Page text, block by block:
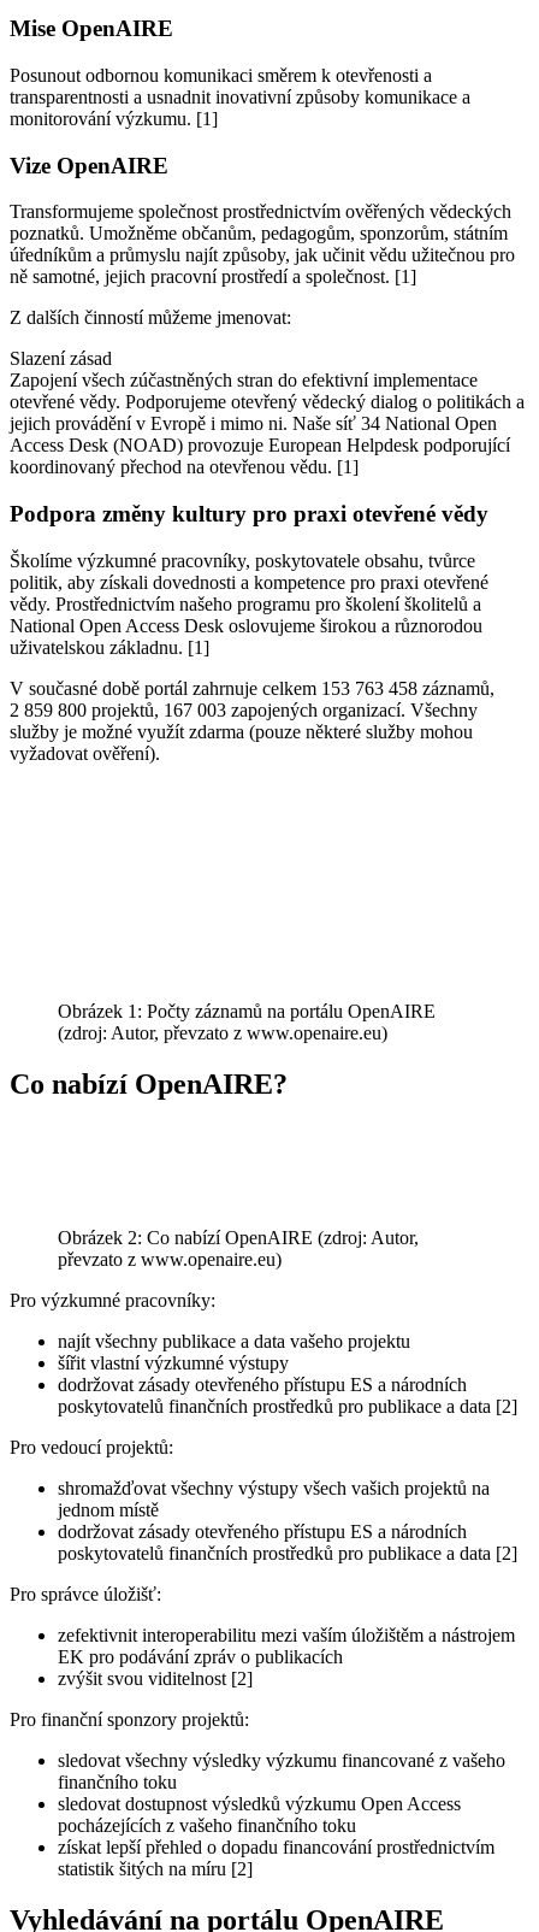
Mise OpenAIRE
Posunout odbornou komunikaci směrem k otevřenosti a
transparentnosti a usnadnit inovativní způsoby komunikace a
monitorování výzkumu. [1]
Vize OpenAIRE
Transformujeme společnost prostřednictvím ověřených vědeckých
poznatků. Umožněme občanům, pedagogům, sponzorům, státním
úředníkům a průmyslu najít způsoby, jak učinit vědu užitečnou pro
ně samotné, jejich pracovní prostředí a společnost. [1]
Z dalších činností můžeme jmenovat:
Slazení zásad
Zapojení všech zúčastněných stran do efektivní implementace
otevřené vědy. Podporujeme otevřený vědecký dialog o politikách a
jejich provádění v Evropě i mimo ni. Naše síť 34 National Open
Access Desk (NOAD) provozuje European Helpdesk podporující
koordinovaný přechod na otevřenou vědu. [1]
Podpora změny kultury pro praxi otevřené vědy
Školíme výzkumné pracovníky, poskytovatele obsahu, tvůrce
politik, aby získali dovednosti a kompetence pro praxi otevřené
vědy. Prostřednictvím našeho programu pro školení školitelů a
National Open Access Desk oslovujeme širokou a různorodou
uživatelskou základnu. [1]
V současné době portál zahrnuje celkem 153 763 458 záznamů,
2 859 800 projektů, 167 003 zapojených organizací. Všechny
služby je možné využít zdarma (pouze některé služby mohou
vyžadovat ověření).
Obrázek 1: Počty záznamů na portálu OpenAIRE
(zdroj: Autor, převzato z www.openaire.eu)
Co nabízí OpenAIRE?
Obrázek 2: Co nabízí OpenAIRE (zdroj: Autor,
převzato z www.openaire.eu)
Pro výzkumné pracovníky:
najít všechny publikace a data vašeho projektu
šířit vlastní výzkumné výstupy
dodržovat zásady otevřeného přístupu ES a národních
poskytovatelů finančních prostředků pro publikace a data [2]
Pro vedoucí projektů:
shromažďovat všechny výstupy všech vašich projektů na
jednom místě
dodržovat zásady otevřeného přístupu ES a národních
poskytovatelů finančních prostředků pro publikace a data [2]
Pro správce úložišť:
zefektivnit interoperabilitu mezi vaším úložištěm a nástrojem
EK pro podávání zpráv o publikacích
zvýšit svou viditelnost [2]
Pro finanční sponzory projektů:
sledovat všechny výsledky výzkumu financované z vašeho
finančního toku
sledovat dostupnost výsledků výzkumu Open Access
pocházejících z vašeho finančního toku
získat lepší přehled o dopadu financování prostřednictvím
statistik šitých na míru [2]
Vyhledávání na portálu OpenAIRE